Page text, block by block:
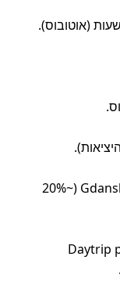
בולטת במיוחד תחנת Gdansk Airport (~20%
Daytrip